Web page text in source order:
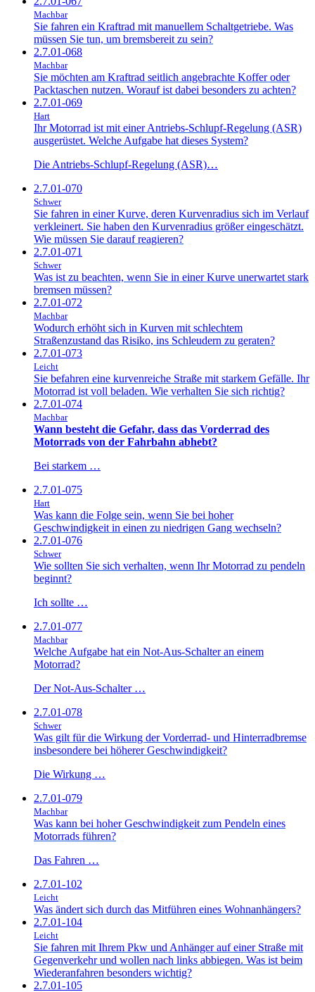
Machbar
Sie fahren ein Kraftrad mit manuellem Schaltgetriebe. Was
müssen Sie tun, um bremsbereit zu sein?
2.7.01-068
Machbar
Sie möchten am Kraftrad seitlich angebrachte Koffer oder
Packtaschen nutzen. Worauf ist dabei besonders zu achten?
2.7.01-069
Hart
Ihr Motorrad ist mit einer Antriebs-Schlupf-Regelung (ASR)
ausgerüstet. Welche Aufgabe hat dieses System?
Die Antriebs-Schlupf-Regelung (ASR)…
2.7.01-070
Schwer
Sie fahren in einer Kurve, deren Kurvenradius sich im Verlauf
verkleinert. Sie haben den Kurvenradius größer eingeschätzt.
Wie müssen Sie darauf reagieren?
2.7.01-071
Schwer
Was ist zu beachten, wenn Sie in einer Kurve unerwartet stark
bremsen müssen?
2.7.01-072
Machbar
Wodurch erhöht sich in Kurven mit schlechtem
Straßenzustand das Risiko, ins Schleudern zu geraten?
2.7.01-073
Leicht
Sie befahren eine kurvenreiche Straße mit starkem Gefälle. Ihr
Motorrad ist voll beladen. Wie verhalten Sie sich richtig?
2.7.01-074
Machbar
Wann besteht die Gefahr, dass das Vorderrad des
Motorrads von der Fahrbahn abhebt?
Bei starkem …
2.7.01-075
Hart
Was kann die Folge sein, wenn Sie bei hoher
Geschwindigkeit in einen zu niedrigen Gang wechseln?
2.7.01-076
Schwer
Wie sollten Sie sich verhalten, wenn Ihr Motorrad zu pendeln
beginnt?
Ich sollte …
2.7.01-077
Machbar
Welche Aufgabe hat ein Not-Aus-Schalter an einem
Motorrad?
Der Not-Aus-Schalter …
2.7.01-078
Schwer
Was gilt für die Wirkung der Vorderrad- und Hinterradbremse
insbesondere bei höherer Geschwindigkeit?
Die Wirkung …
2.7.01-079
Machbar
Was kann bei hoher Geschwindigkeit zum Pendeln eines
Motorrads führen?
Das Fahren …
2.7.01-102
Leicht
Was ändert sich durch das Mitführen eines Wohnanhängers?
2.7.01-104
Leicht
Sie fahren mit Ihrem Pkw und Anhänger auf einer Straße mit
Gegenverkehr und wollen nach links abbiegen. Was ist beim
Wiederanfahren besonders wichtig?
2.7.01-105